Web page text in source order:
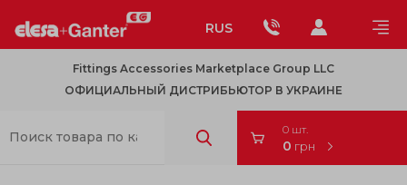
RUS
Fittings Accessories Marketplace Group LLC
ОФИЦИАЛЬНЫЙ ДИСТРИБЬЮТОР В УКРАИНЕ
0 шт.
0 грн